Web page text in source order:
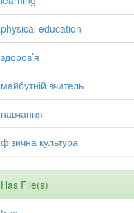
physical education
здоров’я
майбутній вчитель
навчання
фізична культура
Has File(s)